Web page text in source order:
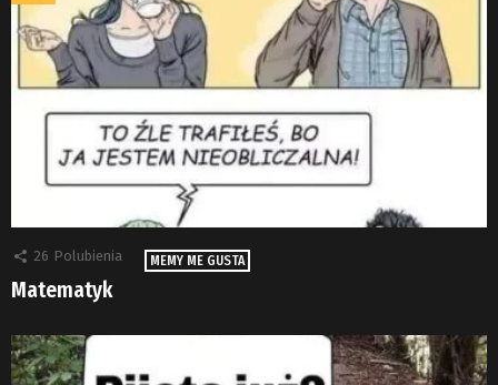
26 Polubienia MEMY ME GUSTA
Matematyk